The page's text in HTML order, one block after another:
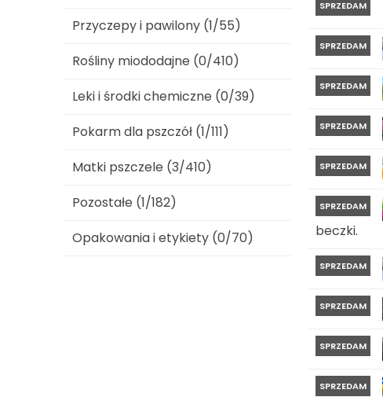
SPRZEDAM
SPRZEDAM
SPRZEDAM
SPRZEDAM
SPRZEDAM
SPRZEDAM
beczki.
SPRZEDAM
SPRZEDAM
SPRZEDAM
SPRZEDAM
Przyczepy i pawilony (1/55)
Rośliny miododajne (0/410)
Leki i środki chemiczne (0/39)
Pokarm dla pszczół (1/111)
Matki pszczele (3/410)
Pozostałe (1/182)
Opakowania i etykiety (0/70)